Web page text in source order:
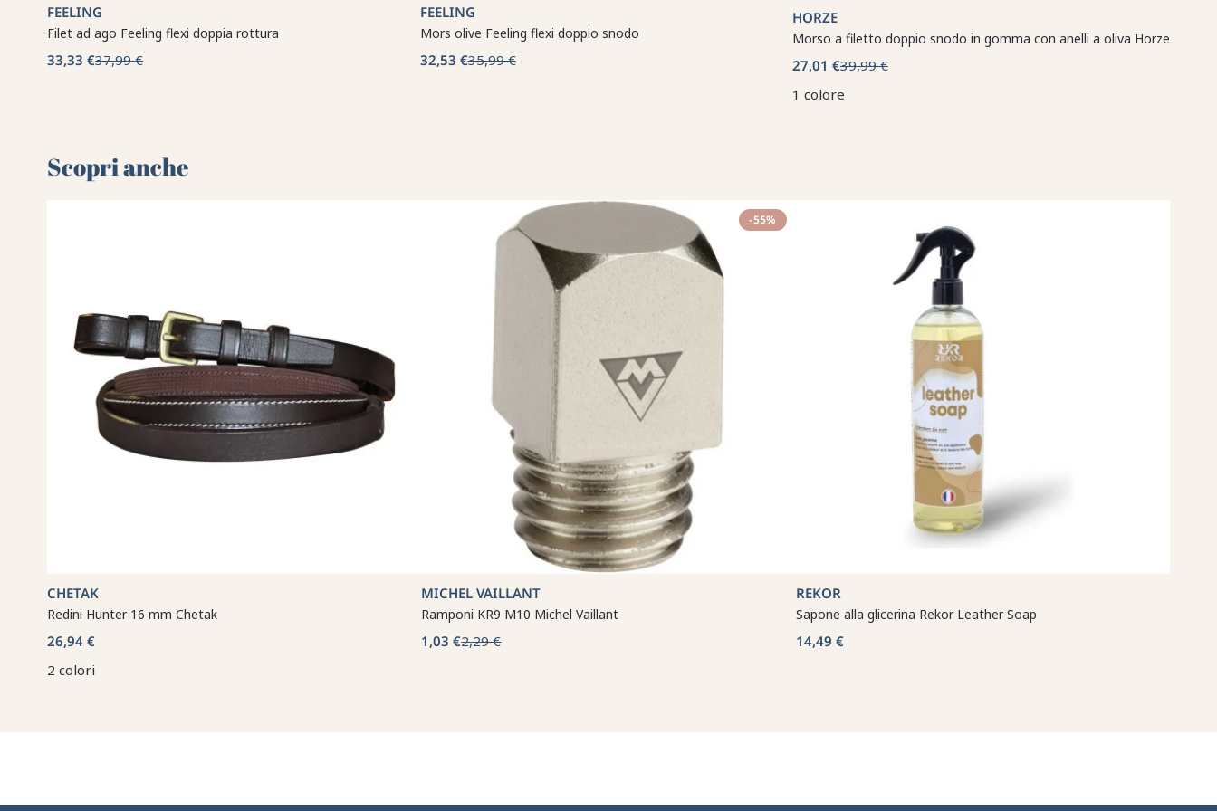
FEELING
Filet ad ago Feeling flexi doppia rottura
33,33 €37,99 €
FEELING
Mors olive Feeling flexi doppio snodo
32,53 €35,99 €
HORZE
Morso a filetto doppio snodo in gomma con anelli a oliva Horze
27,01 €39,99 €
1 colore
Scopri anche 🌻
CHETAK
Redini Hunter 16 mm Chetak
26,94 €
2 colori
-55%
MICHEL VAILLANT
Ramponi KR9 M10 Michel Vaillant
1,03 €2,29 €
REKOR
Sapone alla glicerina Rekor Leather Soap
14,49 €